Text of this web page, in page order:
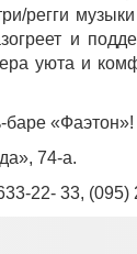
регги
и
уюта и
баре «Фаэтон»!
74-а.
22- 33,